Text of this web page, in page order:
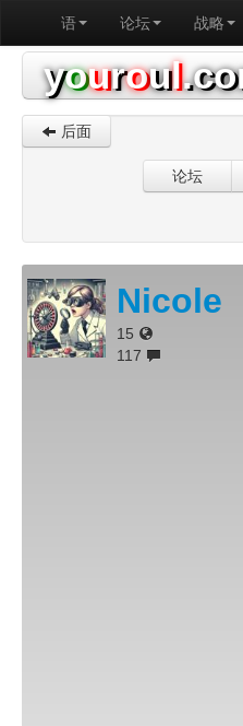
语 论坛 战略
youroul
后面
论坛
Nicole
15
117